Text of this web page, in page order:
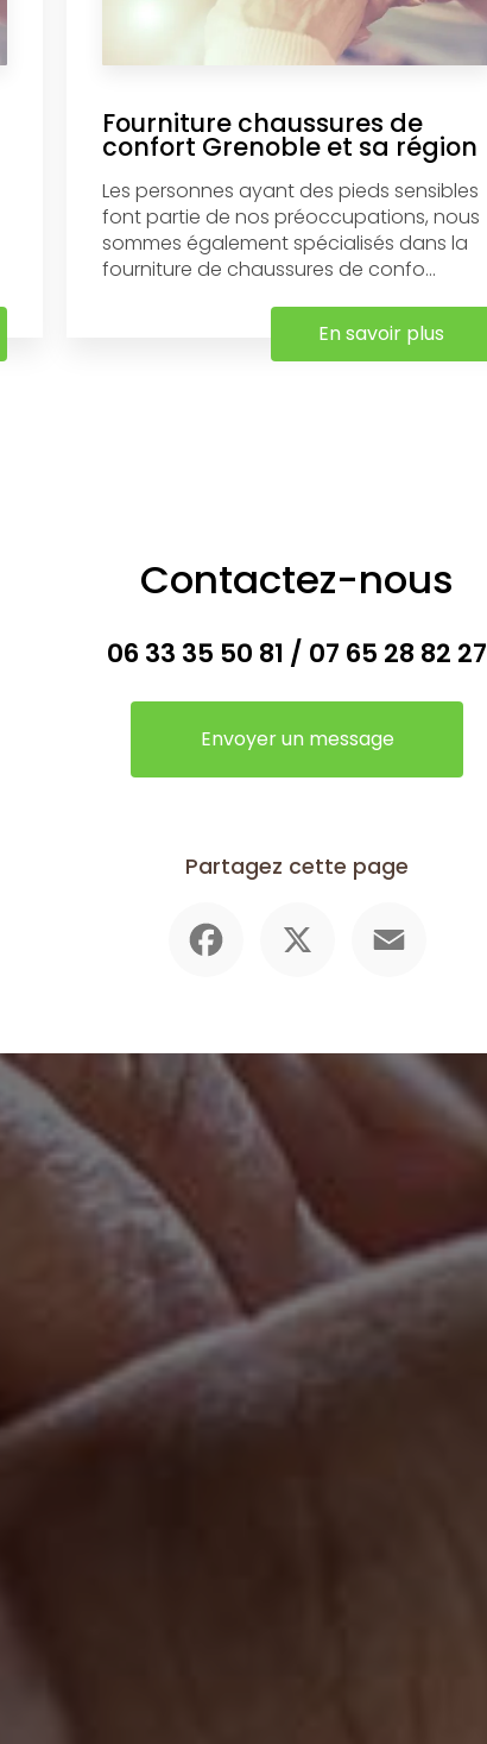
Fourniture chaussures de
confort Grenoble et sa région
Les personnes ayant des pieds sensibles
font partie de nos préoccupations, nous
sommes également spécialisés dans la
fourniture de chaussures de confo...
En savoir plus
Contactez-nous
06 33 35 50 81 / 07 65 28 82 27
Envoyer un message
Partagez cette page